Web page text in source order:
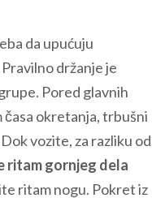
da upućuju
držanje je
Pored glavnih
časa okretanja, trbušni
vozite, za razliku od
ritam gornjeg dela
ritam nogu. Pokret iz